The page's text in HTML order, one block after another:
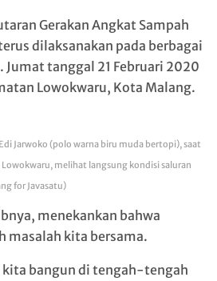
Gerakan Angkat Sampah
dilaksanakan pada berbagai
tanggal 21 Februari 2020
Lowokwaru, Kota Malang.
Jarwoko (polo warna biru muda bertopi), saat
melihat langsung kondisi saluran
for Javasatu)
menekankan bahwa
masalah kita bersama.
kita bangun di tengah-tengah